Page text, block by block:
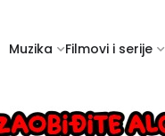
Muzika Filmovi i serije